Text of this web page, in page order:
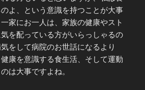
よ、という意識を持つことが大事
家にお一人は、家族の健康やスト
を配っている方がいらっしゃるの
をして病院のお世話になるより
康を意識する食生活、そして運動
は大事ですよね。